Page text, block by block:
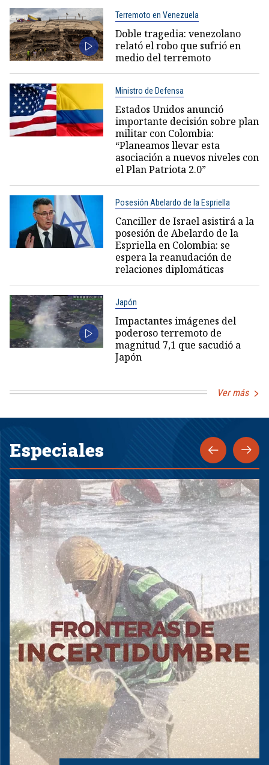
Terremoto en Venezuela
Doble tragedia: venezolano
relató el robo que sufrió en
medio del terremoto
Ministro de Defensa
Estados Unidos anunció
importante decisión sobre plan
militar con Colombia:
“Planeamos llevar esta
asociación a nuevos niveles con
el Plan Patriota 2.0”
Posesión Abelardo de la Espriella
Canciller de Israel asistirá a la
posesión de Abelardo de la
Espriella en Colombia: se
espera la reanudación de
relaciones diplomáticas
Japón
Impactantes imágenes del
poderoso terremoto de
magnitud 7,1 que sacudió a
Japón
Ver más
Especiales